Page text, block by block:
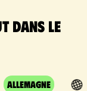
dans le
Allemagne